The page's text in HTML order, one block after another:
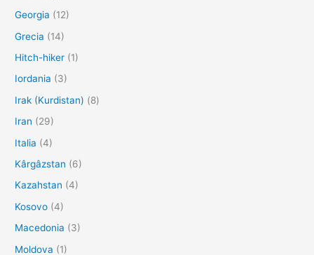
Georgia (12)
Grecia (14)
Hitch-hiker (1)
Iordania (3)
Irak (Kurdistan) (8)
Iran (29)
Italia (4)
Kârgâzstan (6)
Kazahstan (4)
Kosovo (4)
Macedonia (3)
Moldova (1)